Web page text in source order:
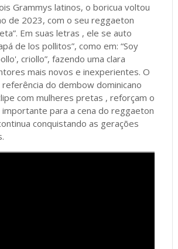
Grammys latinos, o boricua voltou
de 2023, com o seu reggaeton
Em suas letras , ele se auto
de los pollitos”, como em: “Soy
criollo”, fazendo uma clara
mais novos e inexperientes. O
do dembow dominicano
com mulheres pretas , reforçam o
importante para a cena do reggaeton
conquistando as gerações